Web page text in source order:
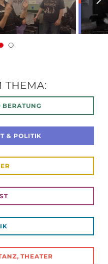
THEMA:
& POLITIK
THEATER